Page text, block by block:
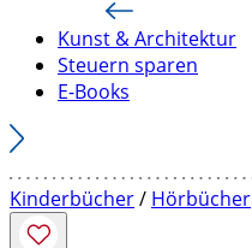
Kunst & Architektur
Steuern sparen
E-Books
Kinderbücher/ Hörbücher